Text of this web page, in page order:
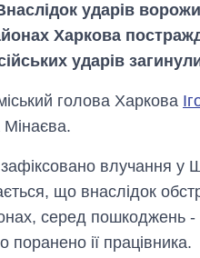
ударів
Харкова
ударів
голова Харкова
влучання у
що внаслідок
серед пошкоджень -
поранено ії працівника.